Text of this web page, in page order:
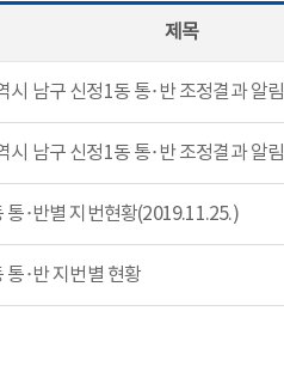
제목
시 남구 신정1동 통·반 조정결과 알림
시 남구 신정1동 통·반 조정결과 알림
통·반별 지번현황(2019.11.25.)
통·반 지번별 현황